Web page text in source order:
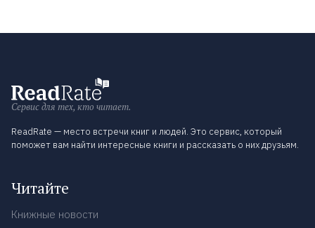
Сервис для тех, кто читает.
ReadRate — место встречи книг и людей. Это сервис, который
поможет вам найти интересные книги и рассказать о них друзьям.
Читайте
Книжные новости